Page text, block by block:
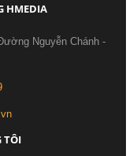
HMEDIA
Nguyễn Chánh -
TÔI